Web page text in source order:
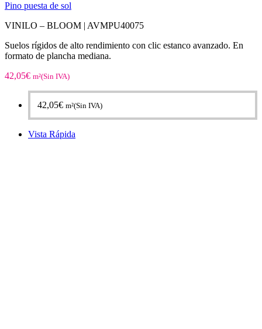
Pino puesta de sol
VINILO – BLOOM | AVMPU40075
Suelos rígidos de alto rendimiento con clic estanco avanzado. En
formato de plancha mediana.
42,05€ m²(Sin IVA)
42,05€ m²(Sin IVA)
Vista Rápida